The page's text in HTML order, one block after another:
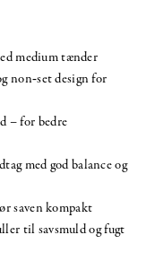
medium tænder
non‑set design for
– for bedre
med god balance og
saven kompakt
til savsmuld og fugt